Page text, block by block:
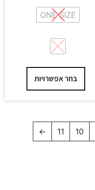
ONE SIZE
בחר אפשרויות
10
11
←